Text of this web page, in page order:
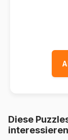
Diese
interessieren